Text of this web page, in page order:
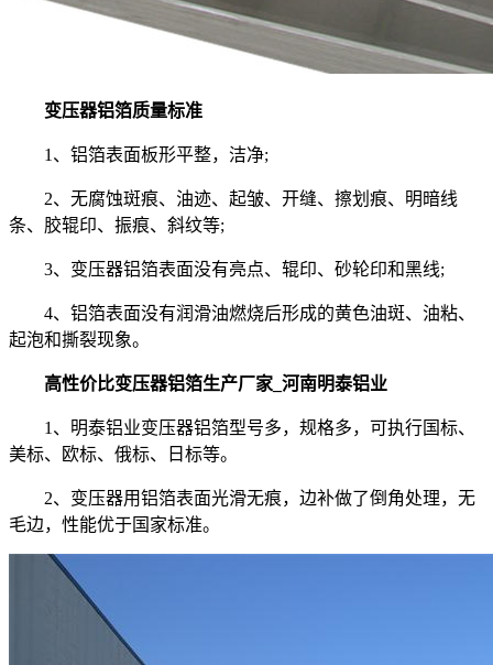
变压器铝箔质量标准
1、铝箔表面板形平整，洁净;
2、无腐蚀斑痕、油迹、起皱、开缝、擦划痕、明暗线
条、胶辊印、振痕、斜纹等;
3、变压器铝箔表面没有亮点、辊印、砂轮印和黑线;
4、铝箔表面没有润滑油燃烧后形成的黄色油斑、油粘、
起泡和撕裂现象。
高性价比变压器铝箔生产厂家_河南明泰铝业
1、明泰铝业变压器铝箔型号多，规格多，可执行国标、
美标、欧标、俄标、日标等。
2、变压器用铝箔表面光滑无痕，边补做了倒角处理，无
毛边，性能优于国家标准。